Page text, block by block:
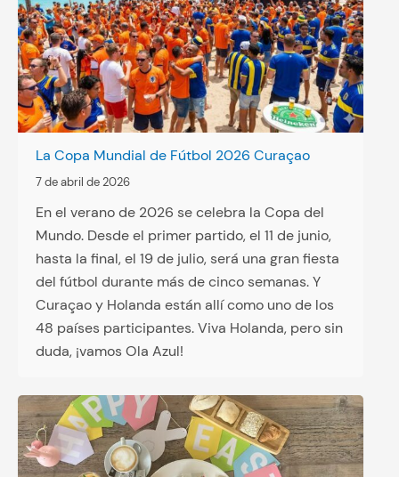
La Copa Mundial de Fútbol 2026 Curaçao
7 de abril de 2026
En el verano de 2026 se celebra la Copa del
Mundo. Desde el primer partido, el 11 de junio,
hasta la final, el 19 de julio, será una gran fiesta
del fútbol durante más de cinco semanas. Y
Curaçao y Holanda están allí como uno de los
48 países participantes. Viva Holanda, pero sin
duda, ¡vamos Ola Azul!